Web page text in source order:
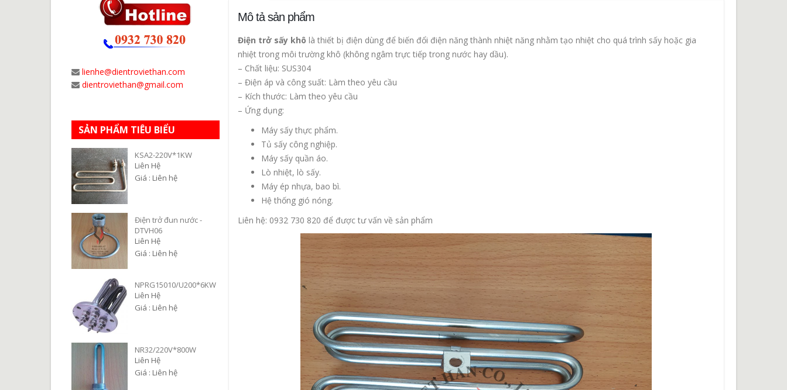
Mô tả sản phẩm
Điện trở sấy khô là thiết bị điện dùng để biến đổi điện năng thành nhiệt năng nhằm tạo nhiệt cho quá trình sấy hoặc gia
nhiệt trong môi trường khô (không ngâm trực tiếp trong nước hay dầu).
– Chất liệu: SUS304
– Điện áp và công suất: Làm theo yêu cầu
– Kích thước: Làm theo yêu cầu
– Ứng dụng:
Máy sấy thực phẩm.
Tủ sấy công nghiệp.
Máy sấy quần áo.
Lò nhiệt, lò sấy.
Máy ép nhựa, bao bì.
Hệ thống gió nóng.
Liên hệ: 0932 730 820 để được tư vấn về sản phẩm
lienhe@dientroviethan.com
dientroviethan@gmail.com
SẢN PHẨM TIÊU BIỂU
KSA2-220V*1KW
Liên Hệ
Giá : Liên hệ
Điện trở đun nước -
DTVH06
Liên Hệ
Giá : Liên hệ
NPRG15010/U200*6KW
Liên Hệ
Giá : Liên hệ
NR32/220V*800W
Liên Hệ
Giá : Liên hệ